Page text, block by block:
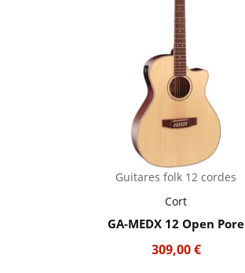
Guitares folk 12 cordes
Cort
GA-MEDX 12 Open Pore
309,00€